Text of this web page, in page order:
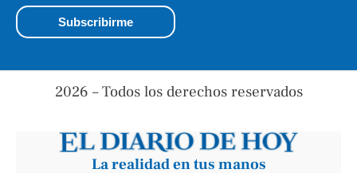
2026 – Todos los derechos reservados
La realidad en tus manos